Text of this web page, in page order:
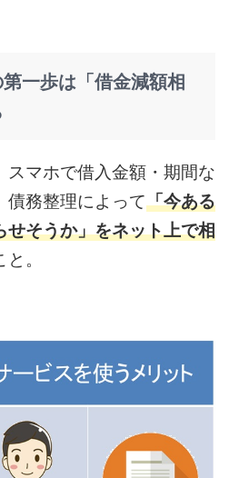
一歩は「借金減額相
スマホで借入金額・期間な
債務整理によって「今ある
せそうか」をネット上で相
。